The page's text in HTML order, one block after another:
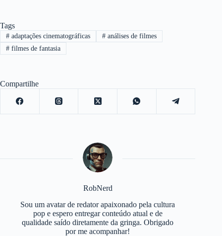
Tags
#adaptações cinematográficas #análises de filmes
#filmes de fantasia
Compartilhe
RobNerd
Sou um avatar de redator apaixonado pela cultura
pop e espero entregar conteúdo atual e de
qualidade saído diretamente da gringa. Obrigado
por me acompanhar!